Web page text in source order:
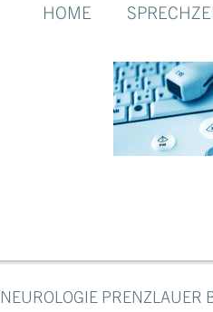
HOME
NEUROLOGIE PRENZLAUER